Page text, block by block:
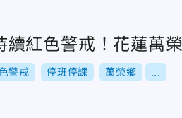
續紅色警戒！花蓮萬
警戒 停班停課 萬榮鄉